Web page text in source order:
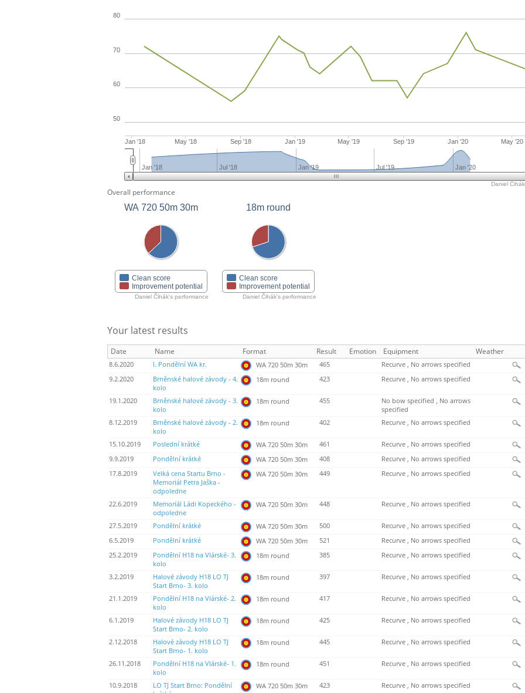
Jan '18 May '18 Sep '18 Jan '19 May '19 Sep '19 Jan '20 May '20
50
60
70
80
Jul '18 Jan '19 Jul '19 Jan '20
Jan '18
Daniel
Overall performance
WA 720 50m 30m
Clean score
Improvement potential
Daniel Čihák's performance
18m round
Clean score
Improvement potential
Daniel Čihák's performance
Your latest results
Date Name Format Result Emotion Equipment Weather
8.6.2020 I. Pondělní WA kr. WA 720 50m 30m 465
Recurve , No arrows specified
9.2.2020
Brněnské halové závody - 4.
kolo
18m round 423 Recurve , No arrows specified
19.1.2020
Brněnské halové závody - 3.
kolo
18m round 455
No bow specified , No arrows
specified
8.12.2019
Brněnské halové závody - 2.
kolo
18m round 402 Recurve , No arrows specified
15.10.2019 Poslední krátké WA 720 50m 30m 461
Recurve , No arrows specified
9.9.2019
Pondělní krátké WA 720 50m 30m 408
Recurve , No arrows specified
17.8.2019
Velká cena Startu Brno -
Memoriál Petra Jaška -
odpoledne
WA 720 50m 30m 449 Recurve , No arrows specified
22.6.2019
Memoriál Ládi Kopeckého -
odpoledne
WA 720 50m 30m 448 Recurve , No arrows specified
27.5.2019 Pondělní krátké WA 720 50m 30m 500
Recurve , No arrows specified
6.5.2019
Pondělní krátké WA 720 50m 30m 521
Recurve , No arrows specified
25.2.2019
Pondělní H18 na Vlárské- 3.
kolo
18m round 385 Recurve , No arrows specified
3.2.2019
Halové závody H18 LO TJ
Start Brno- 3. kolo
18m round 397 Recurve , No arrows specified
21.1.2019
Pondělní H18 na Vlárské- 2.
kolo
18m round 417 Recurve , No arrows specified
6.1.2019
Halové závody H18 LO TJ
Start Brno- 2. kolo
18m round 425 Recurve , No arrows specified
2.12.2018
Halové závody H18 LO TJ
Start Brno- 1. kolo
18m round 445 Recurve , No arrows specified
26.11.2018
Pondělní H18 na Vlárské- 1.
kolo
18m round 451 Recurve , No arrows specified
10.9.2018
LO TJ Start Brno: Pondělní
WA 720 50m 30m 423 Recurve , No arrows specified